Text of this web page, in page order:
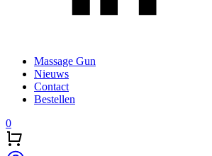
Massage Gun
Nieuws
Contact
Bestellen
0